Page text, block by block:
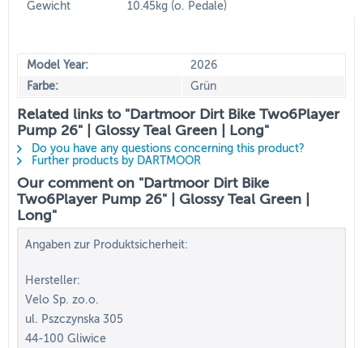
Gewicht 10.45kg (o. Pedale)
Model Year:
2026
Farbe:
Grün
Related links to "Dartmoor Dirt Bike Two6Player
Pump 26" | Glossy Teal Green | Long"
Do you have any questions concerning this product?
Further products by DARTMOOR
Our comment on "Dartmoor Dirt Bike
Two6Player Pump 26" | Glossy Teal Green |
Long"
Angaben zur Produktsicherheit:
Hersteller:
Velo Sp. zo.o.
ul. Pszczynska 305
44-100 Gliwice